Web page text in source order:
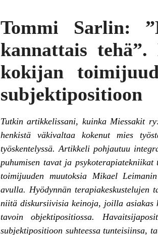
Tommi Sarlin:
kannattais
kokijan
subjektipositioon
Tutkin artikkelissani, kuinka Miessakit
henkistä väkivaltaa kokenut mies
työskentelyssä. Artikkeli pohjautuu
puhumisen tavat ja
toimijuuden muutoksia Mikael
avulla. Hyödynnän terapiakeskustelujen
niitä diskursiivisia keinoja, joilla asiakas
tavoin objektipositiossa.
subjektipositioon suhteessa tunteisiinsa,